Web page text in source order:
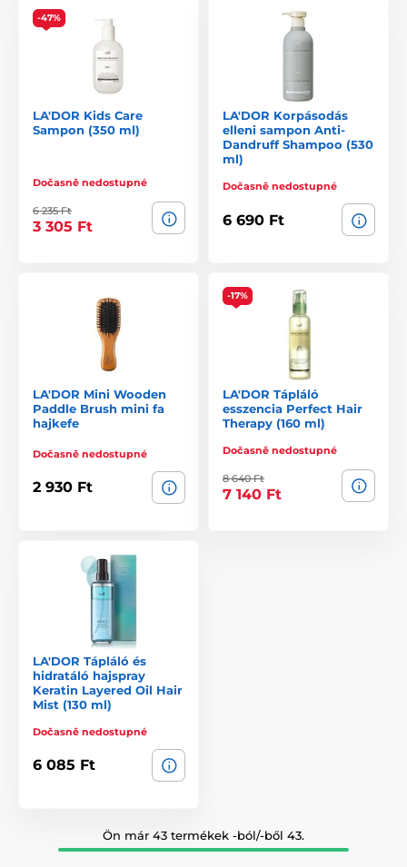
-47%
LA'DOR Kids Care
Sampon (350 ml)
Dočasně nedostupné
6 235 Ft
3 305 Ft
LA'DOR Korpásodás
elleni sampon Anti-
Dandruff Shampoo (530
ml)
Dočasně nedostupné
6 690 Ft
LA'DOR Mini Wooden
Paddle Brush mini fa
hajkefe
Dočasně nedostupné
2 930 Ft
-17%
LA'DOR Tápláló
esszencia Perfect Hair
Therapy (160 ml)
Dočasně nedostupné
8 640 Ft
7 140 Ft
LA'DOR Tápláló és
hidratáló hajspray
Keratin Layered Oil Hair
Mist (130 ml)
Dočasně nedostupné
6 085 Ft
Ön már 43 termékek -ból/-ből 43.